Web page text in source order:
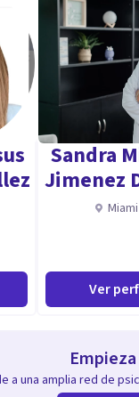
Sandra
Jimenez
Miami
Ver
a una amplia red de